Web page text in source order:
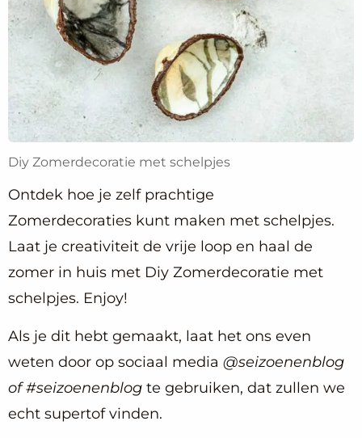
Diy Zomerdecoratie met schelpjes
Ontdek hoe je zelf prachtige
Zomerdecoraties kunt maken met schelpjes.
Laat je creativiteit de vrije loop en haal de
zomer in huis met Diy Zomerdecoratie met
schelpjes. Enjoy!
Als je dit hebt gemaakt, laat het ons even
weten door op sociaal media @seizoenenblog
of #seizoenenblog te gebruiken, dat zullen we
echt supertof vinden.